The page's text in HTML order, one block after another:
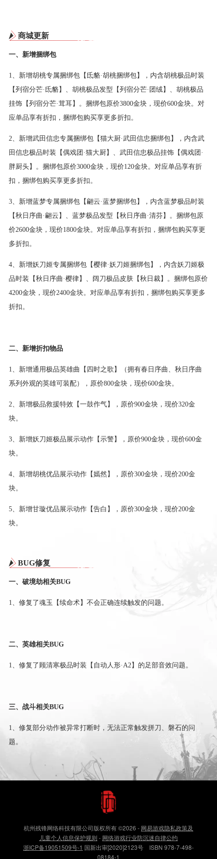
商城更新
一、新增捆绑包
1、新增胡桃专属捆绑包【氐貉·胡桃捆绑包】，内含胡桃极品时装
【列宿分芒·氐貉】、胡桃极品发型【列宿分芒·团绒】、胡桃极品
挂饰【列宿分芒·茸耳】。捆绑包原价3800金块，现价600金块。对
应单品享有折扣，捆绑包购买享更多折扣。
2、新增武田信忠专属捆绑包【猫大厨·武田信忠捆绑包】，内含武
田信忠极品时装【偶戏团·猫大厨】、武田信忠极品挂饰【偶戏团·
胖厨头】。捆绑包原价3000金块，现价120金块。对应单品享有折
扣，捆绑包购买享更多折扣。
3、新增蓝梦专属捆绑包【翩云·蓝梦捆绑包】，内含蓝梦极品时装
【秋日序曲·翩云】、蓝梦极品发型【秋日序曲·清芬】。捆绑包原
价2600金块，现价1800金块。对应单品享有折扣，捆绑包购买享更
多折扣。
4、新增妖刀姬专属捆绑包【樱律·妖刀姬捆绑包】，内含妖刀姬极
品时装【秋日序曲·樱律】、阔刀极品皮肤【秋日裁】。捆绑包原价
4200金块，现价2400金块。对应单品享有折扣，捆绑包购买享更多
折扣。
二、新增折扣物品
1、新增通用极品英雄曲【四时之歌】（拥有春日序曲、秋日序曲
系列外观的英雄可装配），原价800金块，现价600金块。
2、新增极品救援特效【一鼓作气】，原价900金块，现价320金
块。
3、新增妖刀姬极品展示动作【示警】，原价900金块，现价600金
块。
4、新增胡桃优品展示动作【嫣然】，原价300金块，现价200金
块。
5、新增甘璇优品展示动作【告白】，原价300金块，现价200金
块。
BUG修复
一、破境劫相关BUG
1、修复了魂玉【续命术】不会正确连续触发的问题。
二、英雄相关BUG
1、修复了顾清寒极品时装【自动人形·A2】的足部音效问题。
三、战斗相关BUG
1、修复部分动作被异常打断时，无法正常触发拼刀、磐石的问
题。
杭州残锋网络科技有限公司版权所有©2026 - 网易游戏隐私政策及
儿童个人信息保护规则- 网络游戏行业防沉迷自律公约
浙ICP备19051509号-1 国新出审[2020]2123号 ISBN 978-7-498-
08184-1